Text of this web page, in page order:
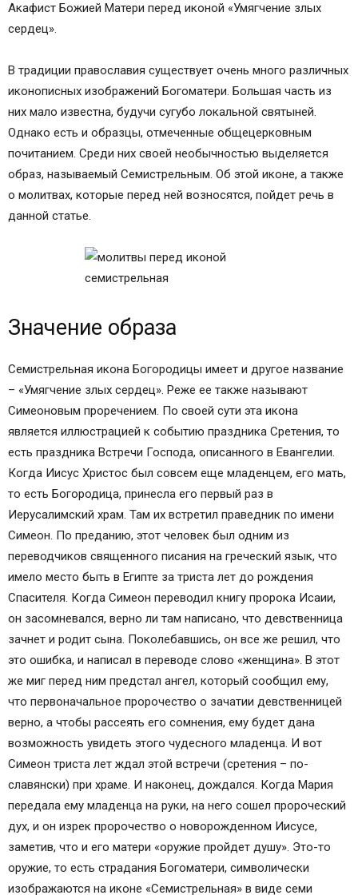
Акафист Божией Матери перед иконой «Умягчение злых
сердец».
В традиции православия существует очень много различных
иконописных изображений Богоматери. Большая часть из
них мало известна, будучи сугубо локальной святыней.
Однако есть и образцы, отмеченные общецерковным
почитанием. Среди них своей необычностью выделяется
образ, называемый Семистрельным. Об этой иконе, а также
о молитвах, которые перед ней возносятся, пойдет речь в
данной статье.
Значение образа
Семистрельная икона Богородицы имеет и другое название
– «Умягчение злых сердец». Реже ее также называют
Симеоновым проречением. По своей сути эта икона
является иллюстрацией к событию праздника Сретения, то
есть праздника Встречи Господа, описанного в Евангелии.
Когда Иисус Христос был совсем еще младенцем, его мать,
то есть Богородица, принесла его первый раз в
Иерусалимский храм. Там их встретил праведник по имени
Симеон. По преданию, этот человек был одним из
переводчиков священного писания на греческий язык, что
имело место быть в Египте за триста лет до рождения
Спасителя. Когда Симеон переводил книгу пророка Исаии,
он засомневался, верно ли там написано, что девственница
зачнет и родит сына. Поколебавшись, он все же решил, что
это ошибка, и написал в переводе слово «женщина». В этот
же миг перед ним предстал ангел, который сообщил ему,
что первоначальное пророчество о зачатии девственницей
верно, а чтобы рассеять его сомнения, ему будет дана
возможность увидеть этого чудесного младенца. И вот
Симеон триста лет ждал этой встречи (сретения – по-
славянски) при храме. И наконец, дождался. Когда Мария
передала ему младенца на руки, на него сошел пророческий
дух, и он изрек пророчество о новорожденном Иисусе,
заметив, что и его матери «оружие пройдет душу». Это-то
оружие, то есть страдания Богоматери, символически
изображаются на иконе «Семистрельная» в виде семи